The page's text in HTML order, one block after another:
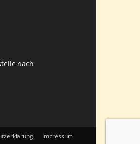
nach
Impressum